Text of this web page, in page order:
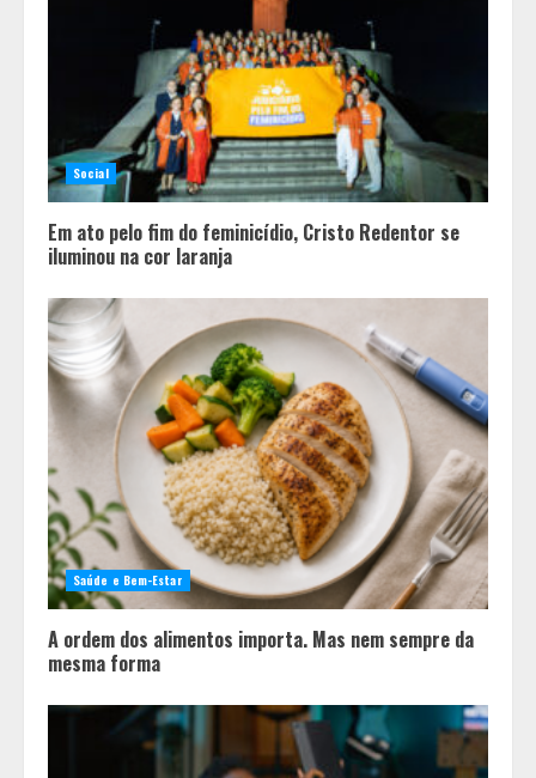
Social
Em ato pelo fim do feminicídio, Cristo Redentor se
iluminou na cor laranja
Saúde e Bem-Estar
A ordem dos alimentos importa. Mas nem sempre da
mesma forma